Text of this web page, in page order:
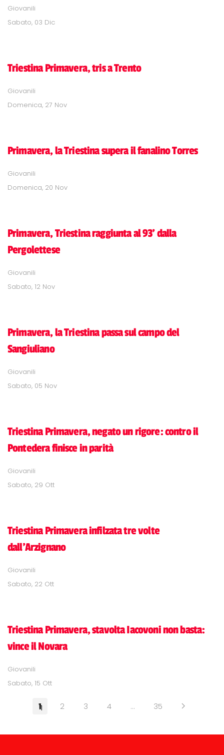
Giovanili
Sabato, 03 Dic
Triestina Primavera, tris a Trento
Giovanili
Domenica, 27 Nov
Primavera, la Triestina supera il fanalino Torres
Giovanili
Domenica, 20 Nov
Primavera, Triestina raggiunta al 93' dalla
Pergolettese
Giovanili
Sabato, 12 Nov
Primavera, la Triestina passa sul campo del
Sangiuliano
Giovanili
Sabato, 05 Nov
Triestina Primavera, negato un rigore: contro il
Pontedera finisce in parità
Giovanili
Sabato, 29 Ott
Triestina Primavera infilzata tre volte
dall'Arzignano
Giovanili
Sabato, 22 Ott
Triestina Primavera, stavolta Iacovoni non basta:
vince il Novara
Giovanili
Sabato, 15 Ott
1 2 3 4 … 35